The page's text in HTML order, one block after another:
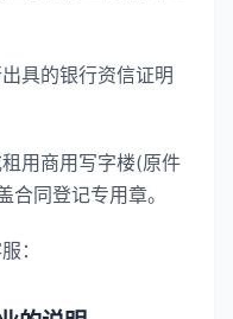
具的银行资信证明
用商用写字楼(原件
同登记专用章。
：